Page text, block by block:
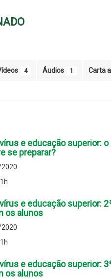
4 Áudios 1 Carta
e educação superior:
se preparar?
e educação superior:
os alunos
e educação superior:
os alunos